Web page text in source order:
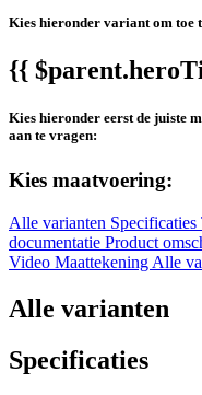
Kies hieronder variant om toe
{{
Kies hieronder eerst de juiste
aan te vragen:
Kies maatvoering:
Alle varianten Specificaties
documentatie Product
Video Maattekening Alle
Alle varianten
Specificaties